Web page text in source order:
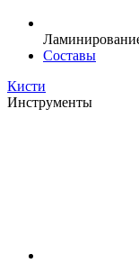
Составы
Кисти
Инструменты